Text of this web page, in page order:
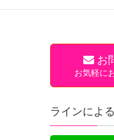
お
お気軽に
ラインによ